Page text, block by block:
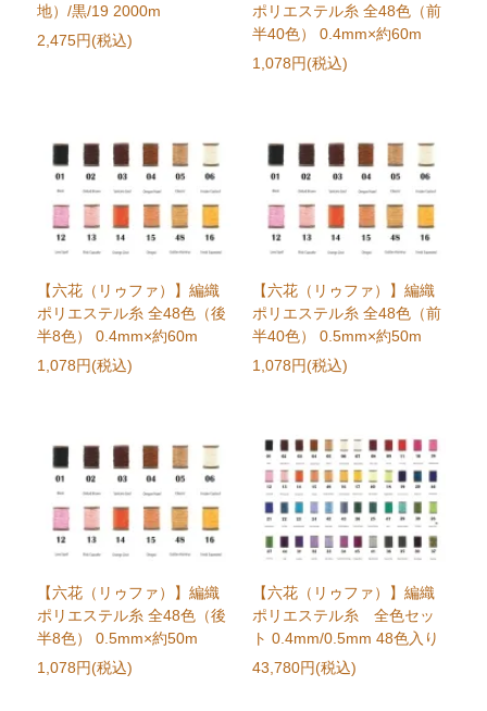
地）/黒/19 2000m
2,475円(税込)
ポリエステル糸 全48色（前
半40色） 0.4mm×約60m
1,078円(税込)
【六花（リゥファ）】編織
ポリエステル糸 全48色（後
半8色） 0.4mm×約60m
1,078円(税込)
【六花（リゥファ）】編織
ポリエステル糸 全48色（前
半40色） 0.5mm×約50m
1,078円(税込)
【六花（リゥファ）】編織
ポリエステル糸 全48色（後
半8色） 0.5mm×約50m
1,078円(税込)
【六花（リゥファ）】編織
ポリエステル糸 全色セッ
ト 0.4mm/0.5mm 48色入り
43,780円(税込)